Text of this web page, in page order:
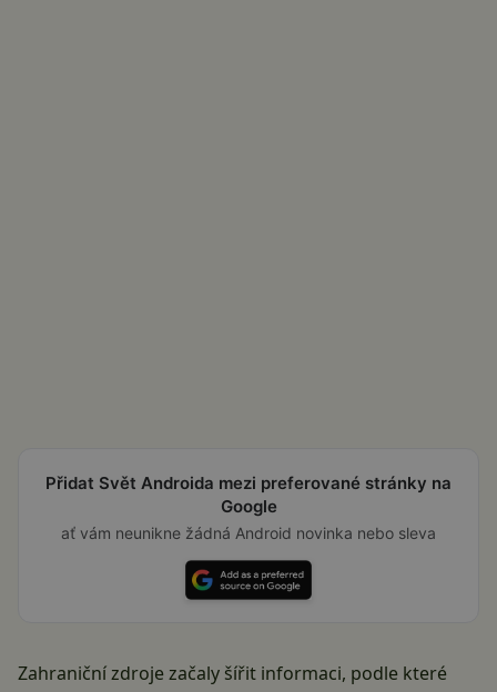
Přidat Svět Androida mezi preferované stránky na
Google
ať vám neunikne žádná Android novinka nebo sleva
Zahraniční zdroje začaly šířit informaci, podle které